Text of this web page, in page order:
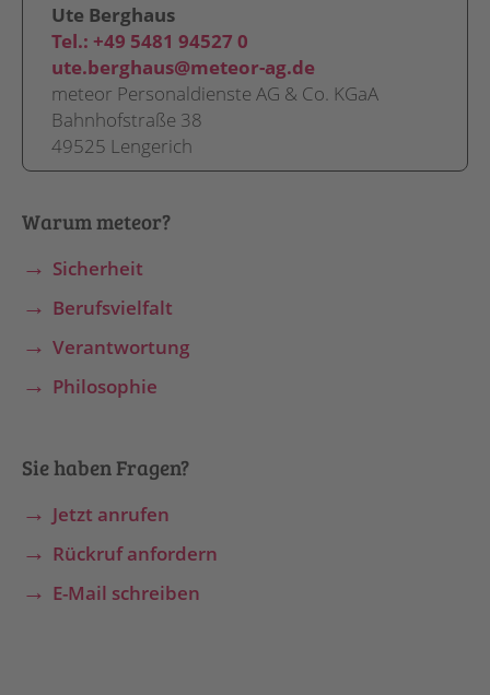
Ute Berghaus
Tel.: +49 5481 94527 0
ute.berghaus@meteor-ag.de
meteor Personaldienste AG & Co. KGaA
Bahnhofstraße 38
49525 Lengerich
Warum meteor?
Sicherheit
Berufsvielfalt
Verantwortung
Philosophie
Sie haben Fragen?
Jetzt anrufen
Rückruf anfordern
E-Mail schreiben